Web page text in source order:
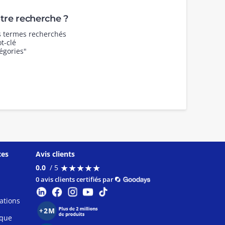
recherche ?
recherchés
clé
Avis clients
0.0 / 5 ★★★★★
★★★★★
0 avis clients certifiés par